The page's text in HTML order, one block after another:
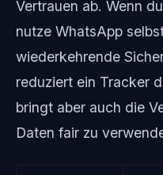
Vertrauen ab. Wenn
nutze WhatsApp
wiederkehrende
reduziert ein Tracker
bringt aber auch die
Daten fair zu